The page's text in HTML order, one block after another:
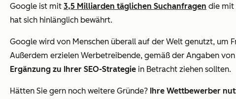
Google ist mit 3,5 Milliarden täglichen Suchanfragen die mit
hat sich hinlänglich bewährt.
Google wird von Menschen überall auf der Welt genutzt, um
Außerdem erzielen Werbetreibende, gemäß der Angaben von
Ergänzung zu Ihrer SEO-Strategie in Betracht ziehen sollten.
Hätten Sie gern noch weitere Gründe? Ihre Wettbewerber